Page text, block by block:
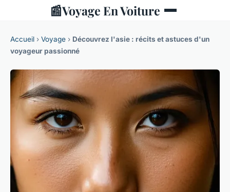
📰Voyage En Voiture
Accueil › Voyage › Découvrez l'asie : récits et astuces d'un
voyageur passionné